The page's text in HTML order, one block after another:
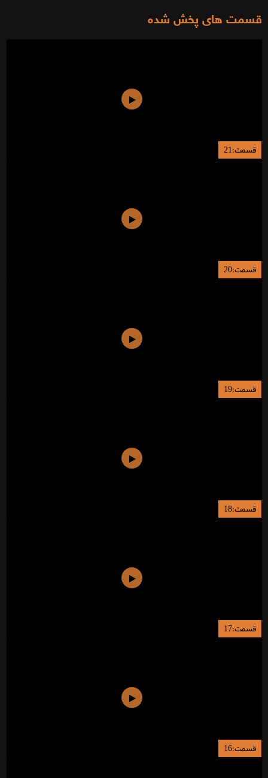
قسمت های پخش شده
قسمت:21
قسمت:20
قسمت:19
قسمت:18
قسمت:17
قسمت:16